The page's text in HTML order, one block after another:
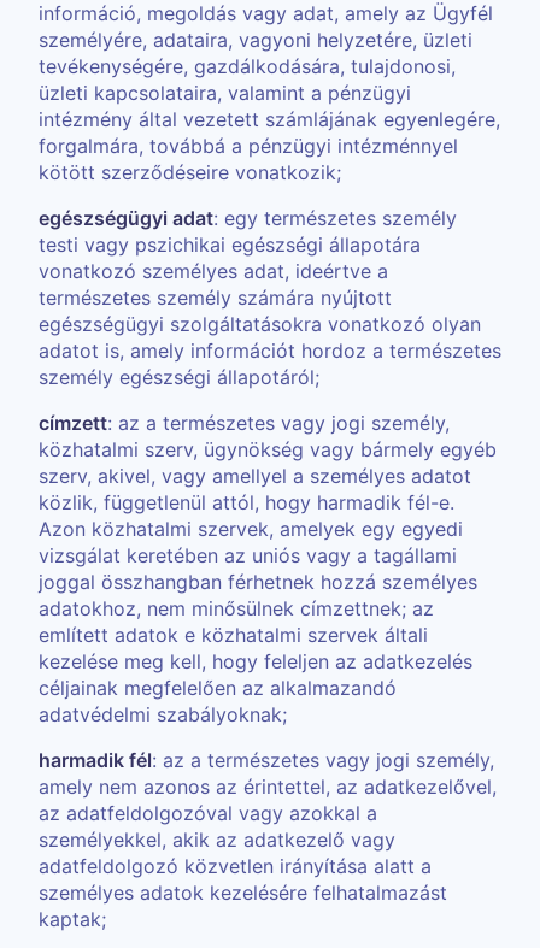
információ, megoldás vagy adat, amely az Ügyfél
személyére, adataira, vagyoni helyzetére, üzleti
tevékenységére, gazdálkodására, tulajdonosi,
üzleti kapcsolataira, valamint a pénzügyi
intézmény által vezetett számlájának egyenlegére,
forgalmára, továbbá a pénzügyi intézménnyel
kötött szerződéseire vonatkozik;
egészségügyi adat: egy természetes személy
testi vagy pszichikai egészségi állapotára
vonatkozó személyes adat, ideértve a
természetes személy számára nyújtott
egészségügyi szolgáltatásokra vonatkozó olyan
adatot is, amely információt hordoz a természetes
személy egészségi állapotáról;
címzett: az a természetes vagy jogi személy,
közhatalmi szerv, ügynökség vagy bármely egyéb
szerv, akivel, vagy amellyel a személyes adatot
közlik, függetlenül attól, hogy harmadik fél-e.
Azon közhatalmi szervek, amelyek egy egyedi
vizsgálat keretében az uniós vagy a tagállami
joggal összhangban férhetnek hozzá személyes
adatokhoz, nem minősülnek címzettnek; az
említett adatok e közhatalmi szervek általi
kezelése meg kell, hogy feleljen az adatkezelés
céljainak megfelelően az alkalmazandó
adatvédelmi szabályoknak;
harmadik fél: az a természetes vagy jogi személy,
amely nem azonos az érintettel, az adatkezelővel,
az adatfeldolgozóval vagy azokkal a
személyekkel, akik az adatkezelő vagy
adatfeldolgozó közvetlen irányítása alatt a
személyes adatok kezelésére felhatalmazást
kaptak;